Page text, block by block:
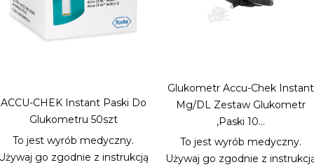
ACCU-CHEK Instant Paski Do
Glukometru 50szt
To jest wyrób medyczny.
go zgodnie z instrukcją
Glukometr Accu-Chek Instant
Mg/dL Zestaw Glukometr
,paski 10...
To jest wyrób medyczny.
Używaj go zgodnie z